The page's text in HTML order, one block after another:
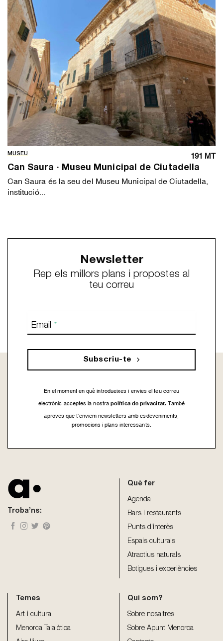
MUSEU 191 MT
Can Saura · Museu Municipal de Ciutadella
Can Saura és la seu del Museu Municipal de Ciutadella,
institució...
Newsletter
Rep els millors plans i propostes al
teu correu
Email *
Subscriu-te
En el moment en què introdueixes i envies el teu correu
electrònic acceptes la nostrapolítica de privacitat.També
aproves que t’enviem newsletters amb esdeveniments,
promocions i plans interessants.
left
Troba’ns:
Què fer
Agenda
Bars i restaurants
Punts d’interès
Espais culturals
Atractius naturals
Botigues i experiències
Temes
Art i cultura
Menorca Talaiòtica
Qui som?
Sobre nosaltres
Sobre Apunt Menorca